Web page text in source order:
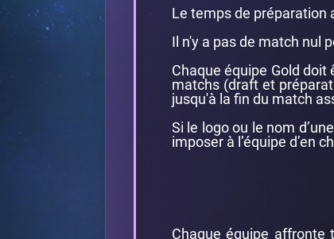
Le temps de préparation
Il n'y a pas de match nul
Chaque équipe Gold
matchs (draft et
jusqu'à la fin du match
Si le logo ou le nom
imposer à l’équipe d’en
Chaque équipe